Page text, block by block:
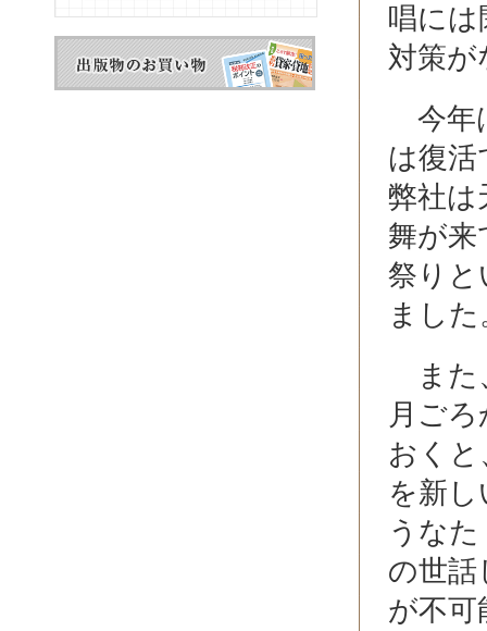
唱に
対策
今年
は復
弊社は
舞が
祭りと
ました
また
月ご
おく
を新
うな
の世
が不